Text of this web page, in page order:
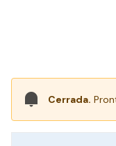
Cerrada.